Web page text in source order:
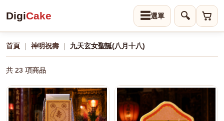
☰
DigiCake 🔍
首頁 ｜ 神明祝壽 ｜ 九天玄女聖誕(八月十八)
共 23 項商品